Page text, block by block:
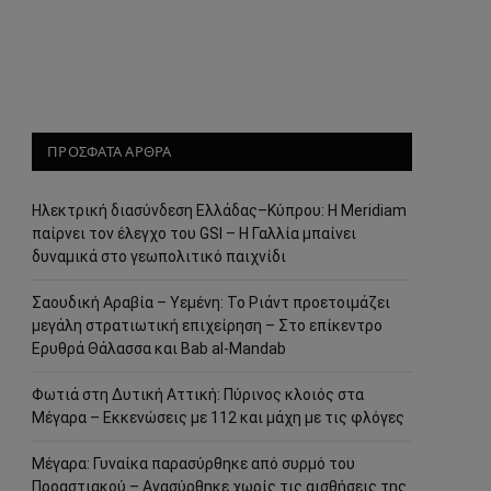
ΠΡΟΣΦΑΤΑ ΑΡΘΡΑ
Ηλεκτρική διασύνδεση Ελλάδας–Κύπρου: Η Meridiam
παίρνει τον έλεγχο του GSI – Η Γαλλία μπαίνει
δυναμικά στο γεωπολιτικό παιχνίδι
Σαουδική Αραβία – Υεμένη: Το Ριάντ προετοιμάζει
μεγάλη στρατιωτική επιχείρηση – Στο επίκεντρο
Ερυθρά Θάλασσα και Bab al-Mandab
Φωτιά στη Δυτική Αττική: Πύρινος κλοιός στα
Μέγαρα – Εκκενώσεις με 112 και μάχη με τις φλόγες
Μέγαρα: Γυναίκα παρασύρθηκε από συρμό του
Προαστιακού – Ανασύρθηκε χωρίς τις αισθήσεις της